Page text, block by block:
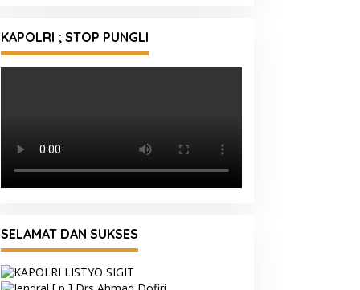
KAPOLRI ; STOP PUNGLI
SELAMAT DAN SUKSES